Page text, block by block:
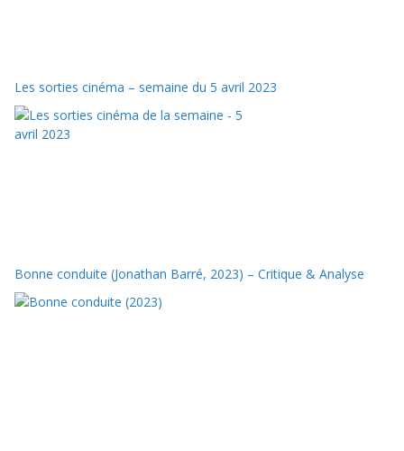
Les sorties cinéma – semaine du 5 avril 2023
Bonne conduite (Jonathan Barré, 2023) – Critique & Analyse